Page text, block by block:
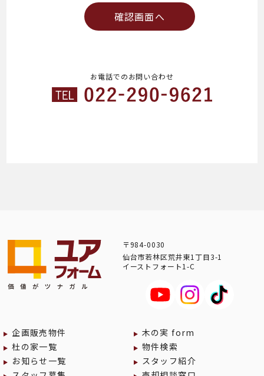
お電話でのお問い合わせ
〒984-0030
仙台市若林区荒井東1丁目3-1
イーストフォート1-C
企画販売物件
木の実 form
杜の家一覧
物件検索
お知らせ一覧
スタッフ紹介